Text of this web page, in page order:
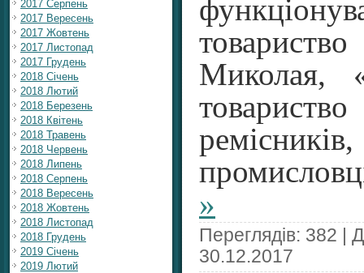
2017 Серпень
2017 Вересень
2017 Жовтень
2017 Листопад
2017 Грудень
2018 Січень
2018 Лютий
2018 Березень
2018 Квітень
2018 Травень
2018 Червень
2018 Липень
2018 Серпень
2018 Вересень
2018 Жовтень
2018 Листопад
2018 Грудень
2019 Січень
2019 Лютий
Миколая,
»
Переглядів: 382 |
30.12.2017